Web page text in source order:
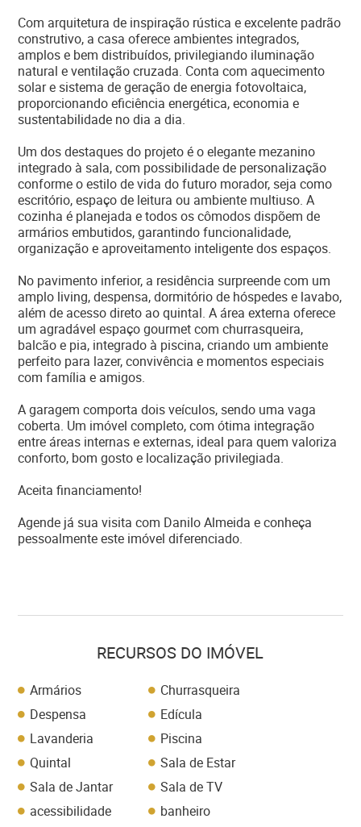
Com arquitetura de inspiração rústica e excelente padrão
construtivo, a casa oferece ambientes integrados,
amplos e bem distribuídos, privilegiando iluminação
natural e ventilação cruzada. Conta com aquecimento
solar e sistema de geração de energia fotovoltaica,
proporcionando eficiência energética, economia e
sustentabilidade no dia a dia.
Um dos destaques do projeto é o elegante mezanino
integrado à sala, com possibilidade de personalização
conforme o estilo de vida do futuro morador, seja como
escritório, espaço de leitura ou ambiente multiuso. A
cozinha é planejada e todos os cômodos dispõem de
armários embutidos, garantindo funcionalidade,
organização e aproveitamento inteligente dos espaços.
No pavimento inferior, a residência surpreende com um
amplo living, despensa, dormitório de hóspedes e lavabo,
além de acesso direto ao quintal. A área externa oferece
um agradável espaço gourmet com churrasqueira,
balcão e pia, integrado à piscina, criando um ambiente
perfeito para lazer, convivência e momentos especiais
com família e amigos.
A garagem comporta dois veículos, sendo uma vaga
coberta. Um imóvel completo, com ótima integração
entre áreas internas e externas, ideal para quem valoriza
conforto, bom gosto e localização privilegiada.
Aceita financiamento!
Agende já sua visita com Danilo Almeida e conheça
pessoalmente este imóvel diferenciado.
RECURSOS DO IMÓVEL
Armários
Churrasqueira
Despensa
Edícula
Lavanderia
Piscina
Quintal
Sala de Estar
Sala de Jantar
Sala de TV
acessibilidade
banheiro